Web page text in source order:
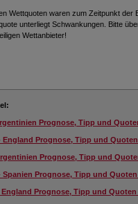
Wettquoten waren zum Zeitpunkt der
unterliegt Schwankungen. Bitte
Wettanbieter!
Prognose, Tipp und
England Prognose, Tipp und Quoten
Prognose, Tipp und
Spanien Prognose, Tipp und Quoten
Prognose, Tipp und Quoten